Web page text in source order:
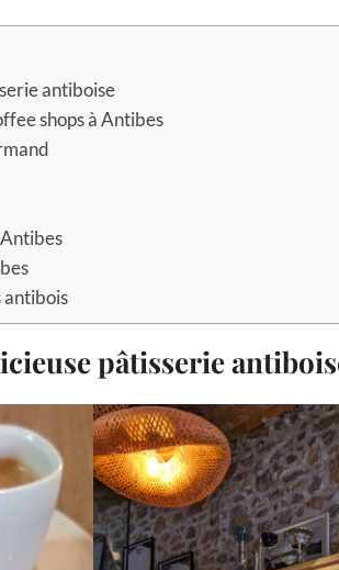
antiboise
shops à Antibes
antibois
pâtisserie